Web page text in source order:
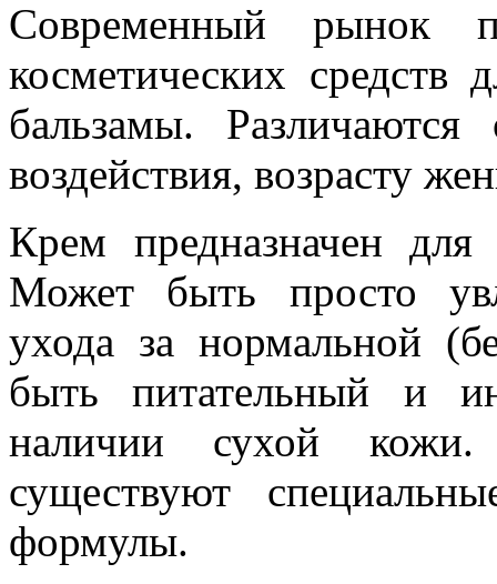
Современный рынок
косметических средств
бальзамы.
воздействия, возрасту
Крем предназначен
Может быть просто
ухода за нормальной
быть питательный и
наличии сухой кожи.
существуют
формулы.